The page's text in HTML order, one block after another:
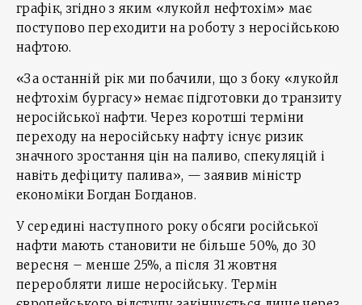
графік, згідно з яким «лукойл нефтохім» має
поступово переходити на роботу з неросійською
нафтою.
«За останній рік ми побачили, що з боку «лукойл
нефтохім бургасу» немає підготовки до транзиту
неросійської нафти. Через коротші терміни
переходу на неросійську нафту існує ризик
значного зростання цін на паливо, спекуляцій і
навіть дефіциту палива», — заявив міністр
економіки Богдан Богданов.
У середині наступного року обсяги російської
нафти мають становити не більше 50%, до 30
вересня – менше 25%, а після 31 жовтня
переробляти лише неросійську. Термін